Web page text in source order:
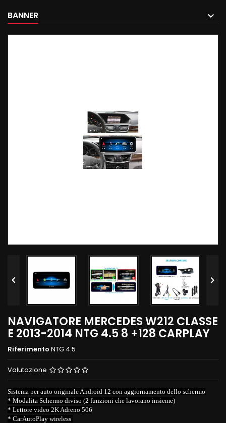
BANNER
 
NAVIGATORE MERCEDES W212 CLASSE
E 2013-2014 NTG 4.5 8 +128 CARPLAY
Riferimento NTG 4.5
Valutazione
Sistema per auto originale Android 12 con aggiornamento dello schermo
* Modalita Schermo diviso (2 funzioni che lavorano insieme)
* Lettore video 2K Adreno 506
* CarAutoPlay wireless